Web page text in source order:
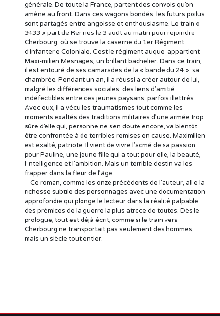
générale. De toute la France, partent des convois qu’on
amène au front. Dans ces wagons bondés, les futurs poilus
sont partagés entre angoisse et enthousiasme. Le train «
3433 » part de Rennes le 3 août au matin pour rejoindre
Cherbourg, où se trouve la caserne du 1er Régiment
d’Infanterie Coloniale. C’est le régiment auquel appartient
Maxi-milien Mesnages, un brillant bachelier. Dans ce train,
il est entouré de ses camarades de la « bande du 24 », sa
chambrée. Pendant un an, il a réussi à créer autour de lui,
malgré les différences sociales, des liens d’amitié
indéfectibles entre ces jeunes paysans, parfois illettrés.
Avec eux, il a vécu les traumatismes tout comme les
moments exaltés des traditions militaires d’une armée trop
sûre d’elle qui, personne ne s’en doute encore, va bientôt
être confrontée à de terribles remises en cause. Maximilien
est exalté, patriote. Il vient de vivre l’acmé de sa passion
pour Pauline, une jeune fille qui a tout pour elle, la beauté,
l’intelligence et l’ambition. Mais un terrible destin va les
frapper dans la fleur de l’âge.
Ce roman, comme les onze précédents de l’auteur, allie la
richesse subtile des personnages avec une documentation
approfondie qui plonge le lecteur dans la réalité palpable
des prémices de la guerre la plus atroce de toutes. Dès le
prologue, tout est déjà écrit, comme si le train vers
Cherbourg ne transportait pas seulement des hommes,
mais un siècle tout entier.